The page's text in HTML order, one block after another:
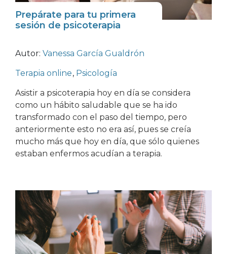
Prepárate para tu primera
sesión de psicoterapia
Autor: Vanessa García Gualdrón
Terapia online, Psicología
Asistir a psicoterapia hoy en día se considera
como un hábito saludable que se ha ido
transformado con el paso del tiempo, pero
anteriormente esto no era así, pues se creía
mucho más que hoy en día, que sólo quienes
estaban enfermos acudían a terapia.